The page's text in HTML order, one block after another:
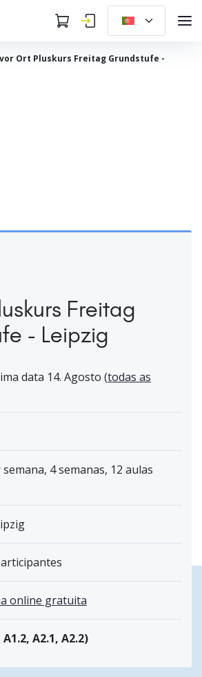
vor Ort Pluskurs Freitag Grundstufe -
Freitag
- Leipzig
data 14. Agosto (todas as
4 semanas, 12 aulas
online gratuita
A1.2, A2.1, A2.2)